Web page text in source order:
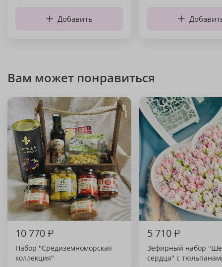
Добавить
Вам может понравиться
10 770₽
Набор "Средиземноморская
коллекция"
5 710₽
Зефирный набор
сердца" с